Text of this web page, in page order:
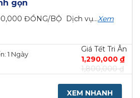
gọn
ĐỒNG/BỘ Dịch vụ...Xem
1 Ngày
Giá Tết Tri Ân
1,290,000 ₫
1,800,000 ₫
XEM NHANH